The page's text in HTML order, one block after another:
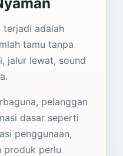
terjadi adalah
tamu tanpa
jalur lewat, sound
pelanggan
dasar seperti
penggunaan,
produk perlu